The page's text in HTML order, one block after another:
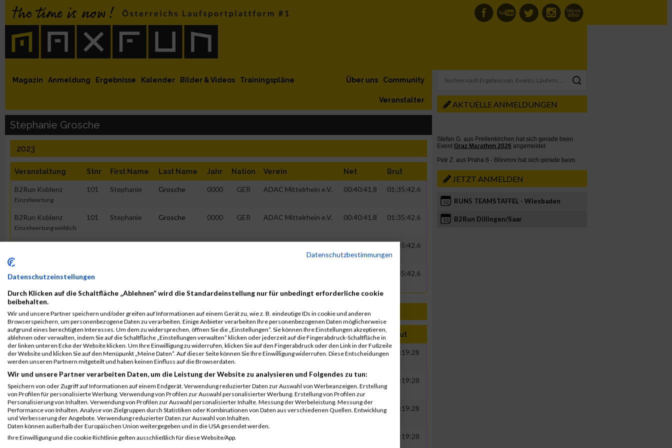
MaxFun Newsletter abonnieren
MaxFun auf Instagram
MaxFun auf Twitter
auf Youtube
auf Facebook
Magazin Anmeldung Ergebnisse Kalender Bilder & Videos Trainingspläne Community
Über uns
Veranstalter
Stephanie Grosche
2023
Veranstaltung Stnr First Name Last Name Jahr Nation Verein Net Brut
B2Run Koblenz
Einzelwertung
101 Stephanie Grosche 0000 GER ADAC Mittelrhein e.V. 00:40:41.8 01:35:42.6
B2Run Koblenz
Einzelwertung weiblich
101 Stephanie Grosche 0000 GER ADAC Mittelrhein e.V. 00:40:41.8 01:35:42.6
01:35:42.6
B2Run Koblenz 01:35:42.6
2022
Veranstaltung Stnr First Name Last Name Jahr Nation Verein Net Brut
B2Run Koblenz
Einzelwertung
36 Stephanie Grosche 0000 GER ADAC Mittelrhein e.V. 00:35:20 01:19:28
Einzelwertung weiblich
ADAC Mittelrhein e.V. 01:19:28
B2Run Koblenz
Teamwertung mixed
36 Stephanie Grosche 0000 GER ADAC Mittelrhein e.V. 00:35:20 01:19:28
B2Run Koblenz 36 Stephanie Grosche 0000 01:19:28
AKTUELLE ANMELDUNGEN
JETZT ANMELDEN
12 RUN5 TEAMSTAFFEL - Wiesbaden
13 B2Run Dillingen/Saar
Datenschutzbestimmungen
Datenschutzeinstellungen
Durch Klicken auf die Schaltfläche „Ablehnen“ wird die Standardeinstellung nur für unbedingt erforderliche cookie
beibehalten.
Wir und unsere Partner speichern und/oder greifen auf Informationen auf einem Gerät zu, wie z. B. eindeutige IDs in cookie und anderen
Browserspeichern, um personenbezogene Daten zu verarbeiten. Einige Anbieter verarbeiten Ihre personenbezogenen Daten möglicherweise
aufgrund eines berechtigten Interesses. Um dem zu widersprechen, öffnen Sie die „Einstellungen“. Sie können Ihre Einstellungen akzeptieren,
ablehnen oder verwalten, indem Sie auf die Schaltfläche „Einstellungen verwalten“ klicken oder jederzeit auf die Fingerabdruck-Schaltfläche in
der linken unteren Ecke der Website klicken. Um Ihre Einwilligung zu widerrufen, klicken Sie auf den Fingerabdruck oder den Link in der Fußzeile
der Website und klicken Sie auf den Menüpunkt „Meine Daten“. Auf dieser Seite können Sie Ihre Einwilligung widerrufen. Diese Entscheidungen
werden unseren Partnern mitgeteilt und haben keinen Einfluss auf die Browserdaten.
Wir und unsere Partner verarbeiten Daten, um die Leistung der Website zu analysieren und Folgendes zu tun:
Speichern von oder Zugriff auf Informationen auf einem Endgerät. Verwendung reduzierter Daten zur Auswahl von Werbeanzeigen. Erstellung
von Profilen für personalisierte Werbung. Verwendung von Profilen zur Auswahl personalisierter Werbung. Erstellung von Profilen zur
Personalisierung von Inhalten. Verwendung von Profilen zur Auswahl personalisierter Inhalte. Messung der Werbeleistung. Messung der
Performance von Inhalten. Analyse von Zielgruppen durch Statistiken oder Kombinationen von Daten aus verschiedenen Quellen. Entwicklung
und Verbesserung der Angebote. Verwendung reduzierter Daten zur Auswahl von Inhalten.
Daten können außerhalb der Europäischen Union weitergegeben und in die USA gesendet werden.
Ihre Einwilligung und die cookie Richtlinie gelten ausschließlich für diese Website/App.